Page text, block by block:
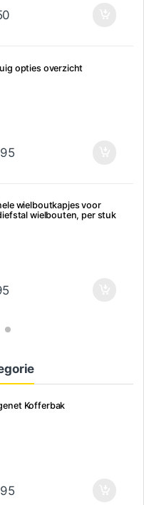
opties overzicht
wielboutkapjes voor
wielbouten, per stuk
Kofferbak